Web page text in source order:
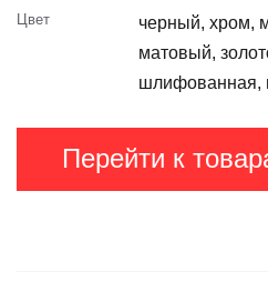
Цвет
черный, хром,
матовый,
шлифованная,
Перейти к